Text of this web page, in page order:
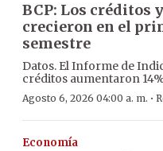
BCP: Los créditos
crecieron en el
semestre
Datos. El Informe de
créditos aumentaron
Agosto 6, 2026 04:00 a. m. ·
Economía